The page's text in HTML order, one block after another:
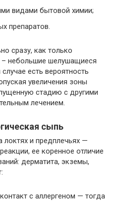
видами бытовой химии;
препаратов.
сразу, как только
– небольшие шелушащиеся
есть вероятность
увеличения зоны
стадию с другими
лечением.
сыпь
локтях и предплечьях —
ее коренное отличие
дерматита, экземы,
с аллергеном — тогда